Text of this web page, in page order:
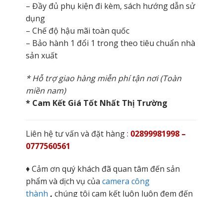
– Đầy đủ phụ kiện đi kèm, sách hướng dẫn sử
dụng
– Chế độ hậu mãi toàn quốc
– Bảo hành 1 đổi 1 trong theo tiêu chuẩn nhà
sản xuất
* Hỗ trợ giao hàng miễn phí tận nơi (Toàn
miền nam)
* Cam Kết Giá Tốt Nhất Thị Trường
Liên hệ tư vấn và đặt hàng : 02899981998 –
0777560561
♦ Cảm ơn quý khách đã quan tâm đến sản
phẩm và dịch vụ của camera công
thành , chúng tôi cam kết luôn luôn đem đến